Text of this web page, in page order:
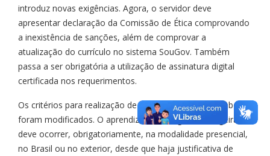
introduz novas exigências. Agora, o servidor deve
apresentar declaração da Comissão de Ética comprovando
a inexistência de sanções, além de comprovar a
atualização do currículo no sistema SouGov. Também
passa a ser obrigatória a utilização de assinatura digital
certificada nos requerimentos.
Os critérios para realização de cursos de idiomas também
foram modificados. O aprendizado de língua estrangeira
deve ocorrer, obrigatoriamente, na modalidade presencial,
no Brasil ou no exterior, desde que haja justificativa de